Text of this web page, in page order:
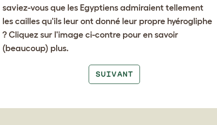
saviez-vous que les Egyptiens admiraient tellement
les cailles qu'ils leur ont donné leur propre hyérogliphe
? Cliquez sur l'image ci-contre pour en savoir
(beaucoup) plus.
SUIVANT